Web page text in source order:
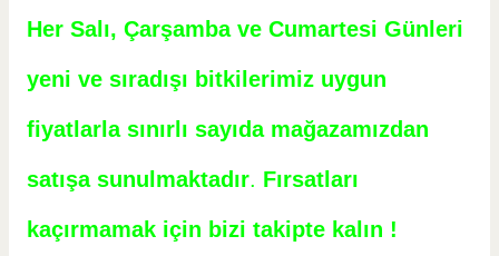
Her Salı, Çarşamba ve Cumartesi Günleri
yeni ve sıradışı bitkilerimiz uygun
fiyatlarla sınırlı sayıda mağazamızdan
satışa sunulmaktadır. Fırsatları
kaçırmamak için bizi takipte kalın !